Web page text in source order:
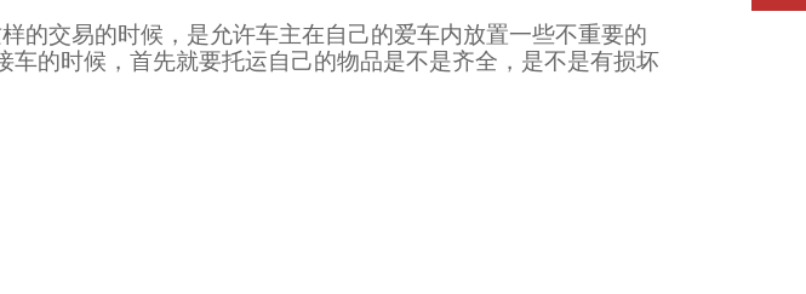
的交易的时候，是允许车主在自己的爱车内放置一些不重要的
车的时候，首先就要托运自己的物品是不是齐全，是不是有损坏